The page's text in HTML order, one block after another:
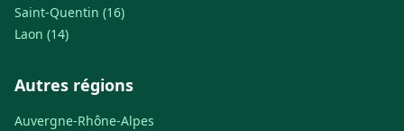
Saint-Quentin (16)
Laon (14)
Autres régions
Auvergne-Rhône-Alpes